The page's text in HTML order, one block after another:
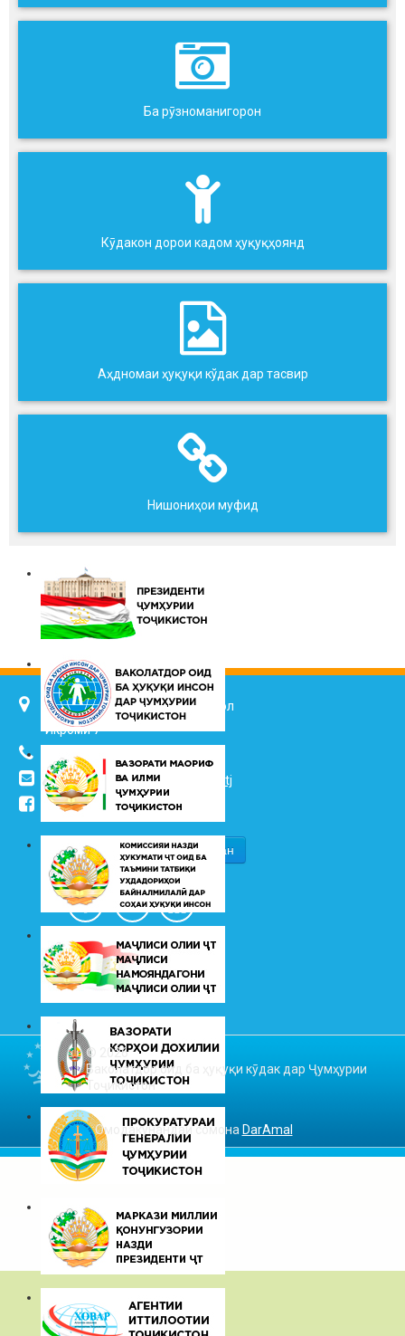
Ба рӯзноманигорон
Кӯдакон дорои кадом ҳуқуқҳоянд
Аҳдномаи ҳуқуқи кўдак дар тасвир
Нишониҳои муфид
734025, ш. Душанбе, кӯч. Ҷалол
Икромӣ 7
(+992 37) 2217352
info@vhk.tj
info@ombudsman.tj
/kudakon
© 2026
Ваколатдор оид ба ҳуқуқи кӯдак дар Ҷумҳурии
Тоҷикистон
Омодакунандаи сомона DarAmal